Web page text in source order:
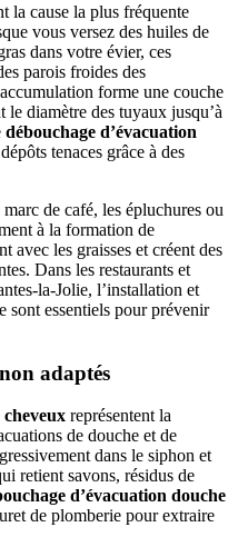
la cause la plus fréquente
vous versez des huiles de
dans votre évier, ces
parois froides des
forme une couche
diamètre des tuyaux jusqu’à
débouchage d’évacuation
tenaces grâce à des
de café, les épluchures ou
à la formation de
avec les graisses et créent des
Dans les restaurants et
la-Jolie, l’installation et
sont essentiels pour prévenir
adaptés
cheveux représentent la
de douche et de
dans le siphon et
retient savons, résidus de
d’évacuation douche
de plomberie pour extraire